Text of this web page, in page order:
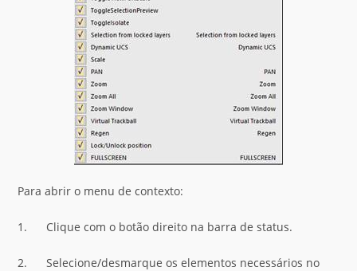
Para abrir o menu de contexto:
1. Clique com o botão direito na barra de status.
2. Selecione/desmarque os elementos necessários no